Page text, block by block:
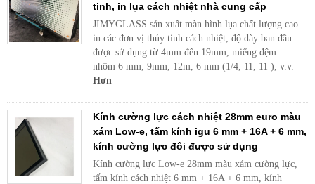
tinh, in lụa cách nhiệt nhà cung cấp
JIMYGLASS sản xuất màn hình lụa chất lượng cao
in các đơn vị thủy tinh cách nhiệt, độ dày ban đầu
được sử dụng từ 4mm đến 19mm, miếng đệm
nhôm 6 mm, 9mm, 12m, 6 mm (1/4, 11, 11 ), v.v.
Hơn
Kính cường lực cách nhiệt 28mm euro màu
xám Low-e, tấm kính igu 6 mm + 16A + 6 mm,
kính cường lực đôi được sử dụng
Kính cường lực Low-e 28mm màu xám cường lực,
tấm kính cách nhiệt 6 mm + 16A + 6 mm, kính